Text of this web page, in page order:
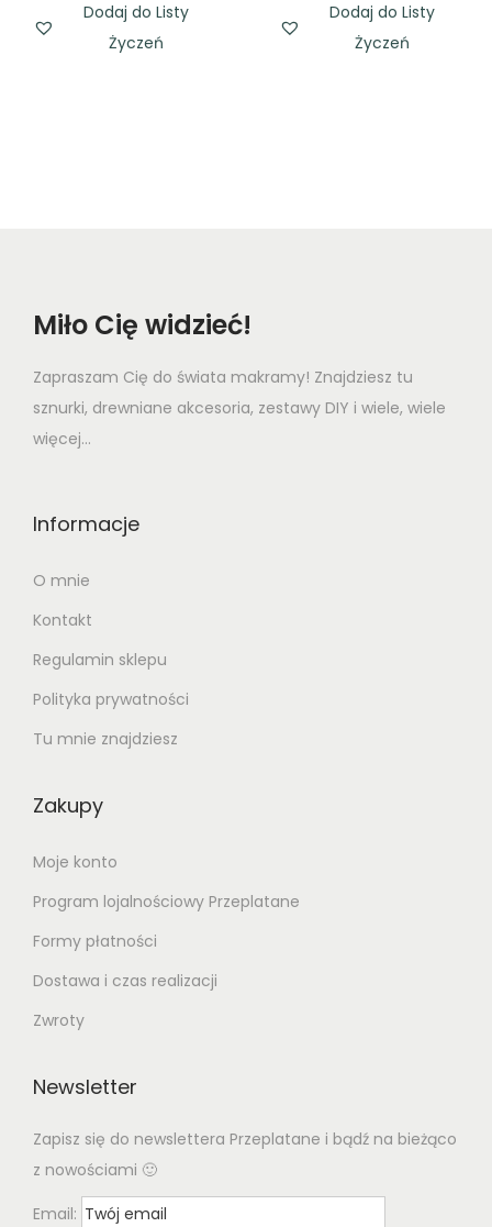
Dodaj do Listy
Życzeń
Dodaj do Listy
Życzeń
Miło Cię widzieć!
Zapraszam Cię do świata makramy! Znajdziesz tu
sznurki, drewniane akcesoria, zestawy DIY i wiele, wiele
więcej...
Informacje
O mnie
Kontakt
Regulamin sklepu
Polityka prywatności
Tu mnie znajdziesz
Zakupy
Moje konto
Program lojalnościowy Przeplatane
Formy płatności
Dostawa i czas realizacji
Zwroty
Newsletter
Zapisz się do newslettera Przeplatane i bądź na bieżąco
z nowościami 🙂
Email: